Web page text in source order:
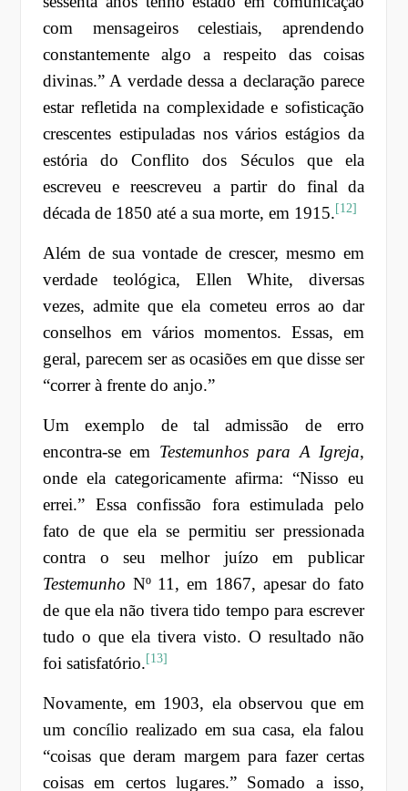
com mensageiros celestiais, aprendendo
constantemente algo a respeito das coisas
divinas.” A verdade dessa a declaração parece
estar refletida na complexidade e sofisticação
crescentes estipuladas nos vários estágios da
estória do Conflito dos Séculos que ela
escreveu e reescreveu a partir do final da
década de 1850 até a sua morte, em 1915. [12]
Além de sua vontade de crescer, mesmo em
verdade teológica, Ellen White, diversas
vezes, admite que ela cometeu erros ao dar
conselhos em vários momentos. Essas, em
geral, parecem ser as ocasiões em que disse ser
“correr à frente do anjo.”
Um exemplo de tal admissão de erro
encontra-se em Testemunhos para A Igreja,
onde ela categoricamente afirma: “Nisso eu
errei.” Essa confissão fora estimulada pelo
fato de que ela se permitiu ser pressionada
contra o seu melhor juízo em publicar
Testemunho Nº 11, em 1867, apesar do fato
de que ela não tivera tido tempo para escrever
tudo o que ela tivera visto. O resultado não
foi satisfatório. [13]
Novamente, em 1903, ela observou que em
um concílio realizado em sua casa, ela falou
“coisas que deram margem para fazer certas
coisas em certos lugares.” Somado a isso,